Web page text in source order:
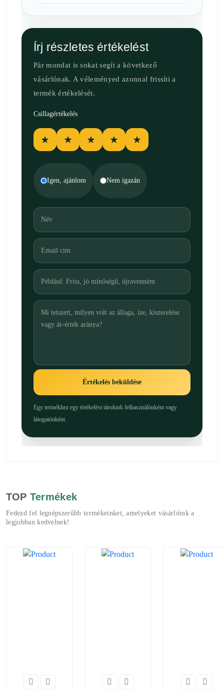
Írj részletes értékelést
Pár mondat is sokat segít a következő
vásárlónak. A véleményed azonnal frissíti a
termék értékelését.
Csillagértékelés
★ ★ ★ ★ ★
Igen, ajánlom Nem igazán
Értékelés beküldése
Egy termékhez egy értékelést tárolunk felhasználónként vagy
látogatónként.
TOP Termékek
Fedezd fel legnépszerűbb termékeinket, amelyeket vásárlóink a
legjobban kedvelnek!